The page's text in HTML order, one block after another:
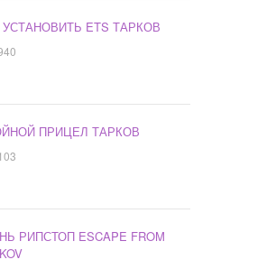
УСТАНОВИТЬ ETS ТАРКОВ
ПРИЦЕЛ ТАРКОВ
РИПСТОП ESCAPE FROM